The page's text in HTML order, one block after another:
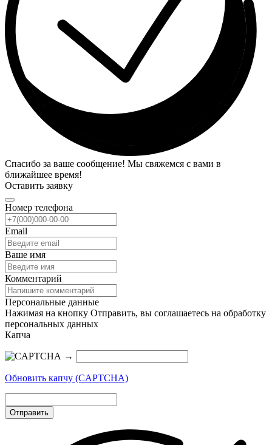
Спасибо за ваше сообщение! Мы свяжемся с вами в
ближайшее время!
Оставить заявку
Номер телефона
Email
Ваше имя
Комментарий
Персональные данные
Нажимая на кнопку Отправить, вы соглашаетесь на обработку
персональных данных
Капча
→
Обновить капчу (CAPTCHA)
Отправить